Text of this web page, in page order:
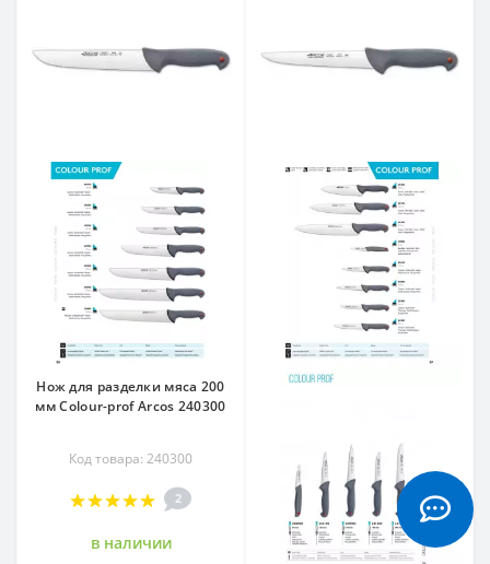
Нож для разделки мяса 200
мм Сolour-prof Arcos 240300
Код товара: 240300
2
в наличии